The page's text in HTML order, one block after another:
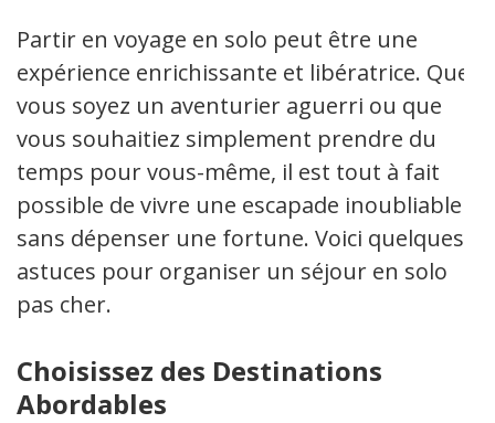
Partir en voyage en solo peut être une
expérience enrichissante et libératrice. Que
vous soyez un aventurier aguerri ou que
vous souhaitiez simplement prendre du
temps pour vous-même, il est tout à fait
possible de vivre une escapade inoubliable
sans dépenser une fortune. Voici quelques
astuces pour organiser un séjour en solo
pas cher.
Choisissez des Destinations
Abordables